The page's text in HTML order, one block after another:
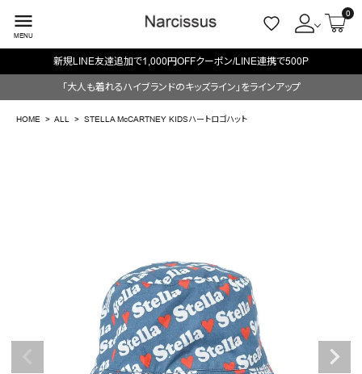
menu
MENU
0
ようこそ ゲスト 様
新規LINE友達追加で1,000円OFFクーポン/LINE連携で500P
「大人も着れるハイブランドのキッズライン」をラインアップ
HOME ALL STELLA McCARTNEY KIDSハートロゴハット